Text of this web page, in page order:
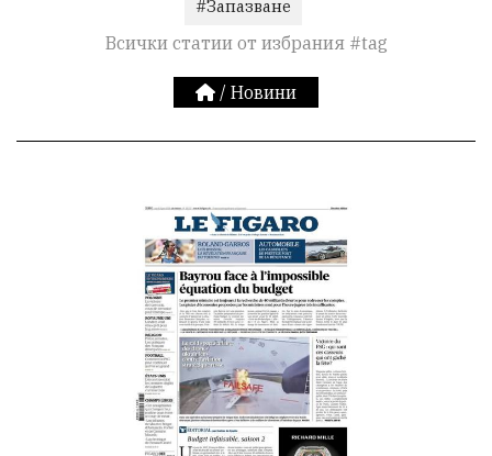
#Запазване
Всички статии от избрания #tag
/ Новини